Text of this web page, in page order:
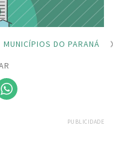
MUNICÍPIOS DO PARANÁ
PUBLICIDADE